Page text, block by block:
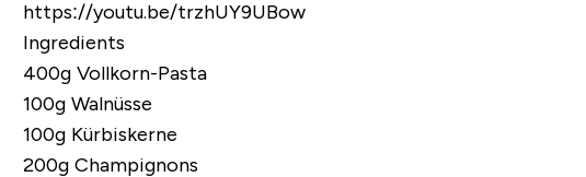
https://youtu.be/trzhUY9UBow
Ingredients
400g Vollkorn-Pasta
100g Walnüsse
100g Kürbiskerne
200g Champignons